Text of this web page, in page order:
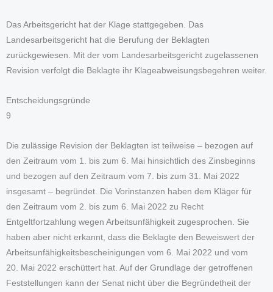
Das Arbeitsgericht hat der Klage stattgegeben. Das
Landesarbeitsgericht hat die Berufung der Beklagten
zurückgewiesen. Mit der vom Landesarbeitsgericht zugelassenen
Revision verfolgt die Beklagte ihr Klageabweisungsbegehren weiter.
Entscheidungsgründe
9
Die zulässige Revision der Beklagten ist teilweise – bezogen auf
den Zeitraum vom 1. bis zum 6. Mai hinsichtlich des Zinsbeginns
und bezogen auf den Zeitraum vom 7. bis zum 31. Mai 2022
insgesamt – begründet. Die Vorinstanzen haben dem Kläger für
den Zeitraum vom 2. bis zum 6. Mai 2022 zu Recht
Entgeltfortzahlung wegen Arbeitsunfähigkeit zugesprochen. Sie
haben aber nicht erkannt, dass die Beklagte den Beweiswert der
Arbeitsunfähigkeitsbescheinigungen vom 6. Mai 2022 und vom
20. Mai 2022 erschüttert hat. Auf der Grundlage der getroffenen
Feststellungen kann der Senat nicht über die Begründetheit der